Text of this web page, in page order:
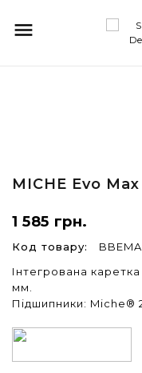

MICHE Evo Max
1 585 грн.
Код товару:
Інтегрована
мм.
Підшипники: Miche®